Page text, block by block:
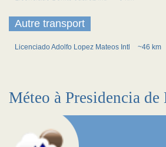
Autre transport
Licenciado Adolfo Lopez Mateos Intl ~46 km
Méteo à Presidencia